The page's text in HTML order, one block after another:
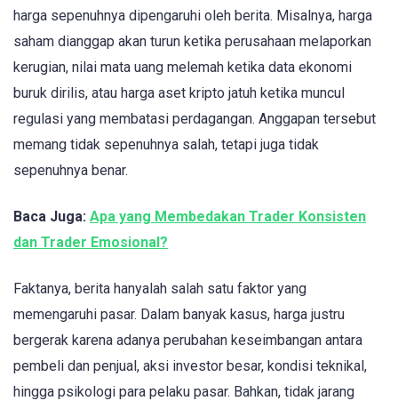
harga sepenuhnya dipengaruhi oleh berita. Misalnya, harga
saham dianggap akan turun ketika perusahaan melaporkan
kerugian, nilai mata uang melemah ketika data ekonomi
buruk dirilis, atau harga aset kripto jatuh ketika muncul
regulasi yang membatasi perdagangan. Anggapan tersebut
memang tidak sepenuhnya salah, tetapi juga tidak
sepenuhnya benar.
Baca Juga: Apa yang Membedakan Trader Konsisten
dan Trader Emosional?
Faktanya, berita hanyalah salah satu faktor yang
memengaruhi pasar. Dalam banyak kasus, harga justru
bergerak karena adanya perubahan keseimbangan antara
pembeli dan penjual, aksi investor besar, kondisi teknikal,
hingga psikologi para pelaku pasar. Bahkan, tidak jarang